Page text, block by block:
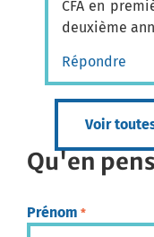
CFA en
deuxième
Répondre
Voir
Qu'en
Prénom *